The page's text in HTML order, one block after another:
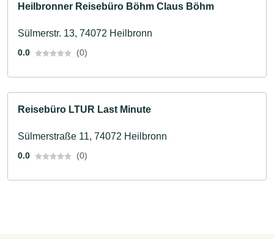
Heilbronner Reisebüro Böhm Claus Böhm
Sülmerstr. 13, 74072 Heilbronn
0.0 (0)
Reisebüro LTUR Last Minute
Sülmerstraße 11, 74072 Heilbronn
0.0 (0)